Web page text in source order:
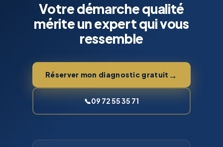
Votre démarche qualité
mérite un expert qui vous
ressemble
Réserver mon diagnostic gratuit →
📞09 72 55 35 71